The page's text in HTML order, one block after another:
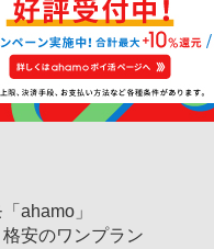
ahamo」
安のワンプラン